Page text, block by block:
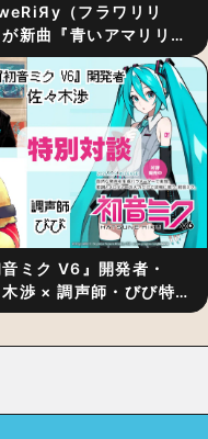
（フラワリリ
新曲『青いアマリリ
リリース！1stアルバ
細も発表
音ミク V6』開発者・
渉 × 調声師・びび特
〜豊かな歌声表現の